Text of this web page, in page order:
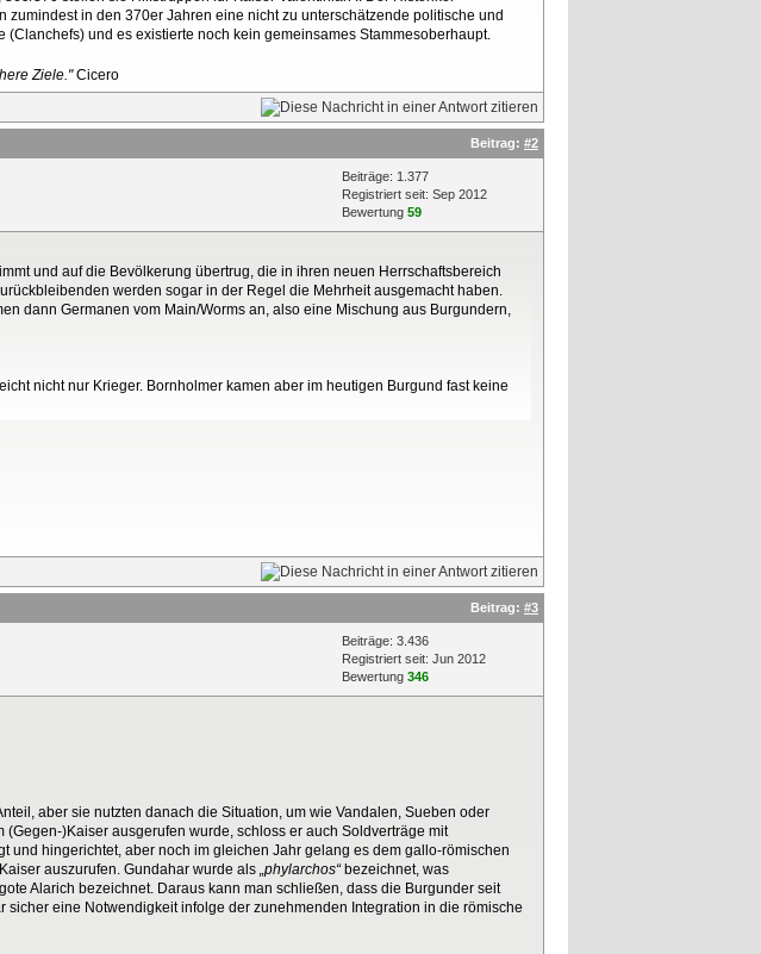
in den 370er Jahren eine nicht zu unterschätzende politische und
und es existierte noch kein gemeinsames Stammesoberhaupt.
Ziele."Cicero
Beitrag: #2
Beiträge: 1.377
Registriert seit: Sep 2012
Bewertung 59
und auf die Bevölkerung übertrug, die in ihren neuen Herrschaftsbereich
werden sogar in der Regel die Mehrheit ausgemacht haben.
dann Germanen vom Main/Worms an, also eine Mischung aus Burgundern,
nicht nur Krieger. Bornholmer kamen aber im heutigen Burgund fast keine
Beitrag: #3
Beiträge: 3.436
Registriert seit: Jun 2012
Bewertung 346
aber sie nutzten danach die Situation, um wie Vandalen, Sueben oder
)Kaiser ausgerufen wurde, schloss er auch Soldverträge mit
und hingerichtet, aber noch im gleichen Jahr gelang es dem gallo-römischen
auszurufen. Gundahar wurde als „phylarchos“bezeichnet, was
Alarich bezeichnet. Daraus kann man schließen, dass die Burgunder seit
eine Notwendigkeit infolge der zunehmenden Integration in die römische